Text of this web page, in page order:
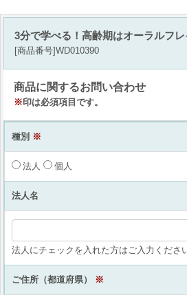
3分で学べる！高齢期はオーラルフ
[商品番号]WD010390
商品に関するお問い合わせ
※印は必須項目です。
種別 ※
法人 個人
法人名
法人にチェックを入れた方はご入力くださ
ご住所（都道府県） ※